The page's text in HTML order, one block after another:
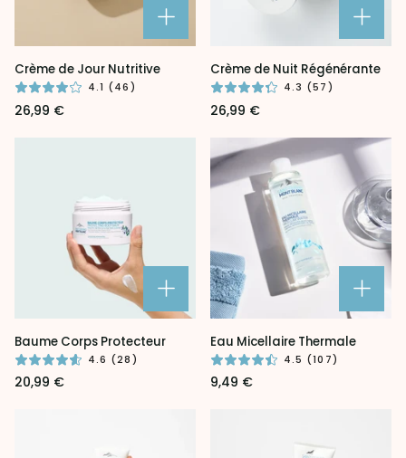
Crème
de
Jour
Nutritive
Crème de Jour Nutritive
4.1 (46)
26,99 €
Crème
de
Nuit
Régénérante
Crème de Nuit Régénérante
4.3 (57)
26,99 €
Baume
Corps
Protecteur
Baume Corps Protecteur
4.6 (28)
20,99 €
Eau
Micellaire
Thermale
Eau Micellaire Thermale
4.5 (107)
9,49 €